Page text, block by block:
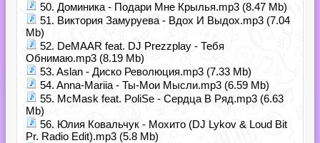
50. Доминика - Подари Мне Крылья.mp3 (8.47 Mb)
51. Виктория Замуруева - Вдох И Выдох.mp3 (7.04
Mb)
52. DeMAAR feat. DJ Prezzplay - Тебя
Обнимаю.mp3 (8.19 Mb)
53. Aslan - Диско Революция.mp3 (7.33 Mb)
54. Anna-Mariia - Ты-Мои Мысли.mp3 (6.59 Mb)
55. McMask feat. PoliSe - Сердца В Ряд.mp3 (6.63
Mb)
56. Юлия Ковальчук - Мохито (DJ Lykov & Loud Bit
Pr. Radio Edit).mp3 (5.8 Mb)